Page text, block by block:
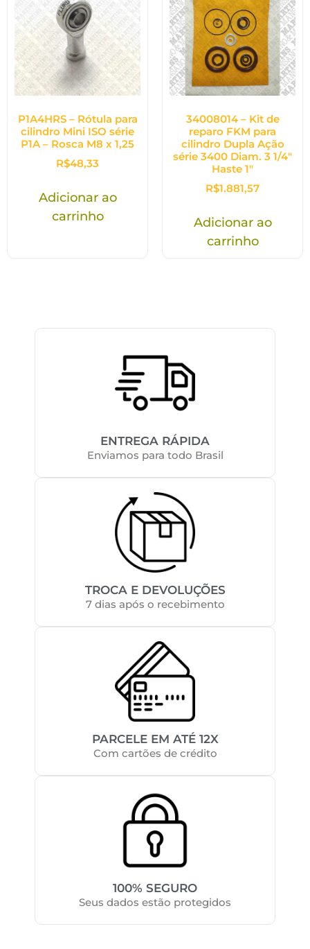
P1A4HRS – Rótula para
cilindro Mini ISO série
P1A – Rosca M8 x 1,25
R$48,33
Adicionar ao
carrinho
34008014 – Kit de
reparo FKM para
cilindro Dupla Ação
série 3400 Diam. 3 1/4″
Haste 1″
R$1.881,57
Adicionar ao
carrinho
ENTREGA RÁPIDA
Enviamos para todo Brasil
TROCA E DEVOLUÇÕES
7 dias após o recebimento
PARCELE EM ATÉ 12X
Com cartões de crédito
100% SEGURO
Seus dados estão protegidos